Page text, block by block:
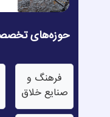
حوزه‌های
فرهنگ و
صنایع خلاق